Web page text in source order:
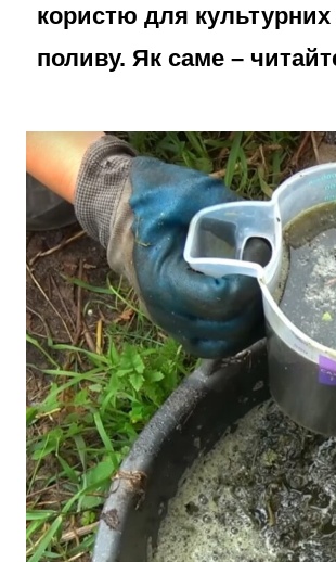
користю для
поливу. Як саме –